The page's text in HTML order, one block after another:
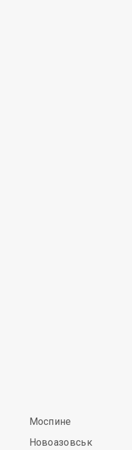
Моспине
Новоазовськ